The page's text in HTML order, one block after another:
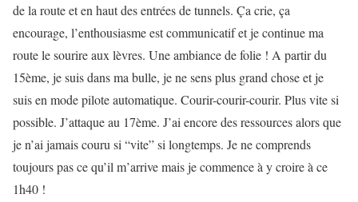
de la route et en haut des entrées de tunnels. Ça crie, ça
encourage, l’enthousiasme est communicatif et je continue ma
route le sourire aux lèvres. Une ambiance de folie ! A partir du
15ème, je suis dans ma bulle, je ne sens plus grand chose et je
suis en mode pilote automatique. Courir-courir-courir. Plus vite si
possible. J’attaque au 17ème. J’ai encore des ressources alors que
je n’ai jamais couru si “vite” si longtemps. Je ne comprends
toujours pas ce qu’il m’arrive mais je commence à y croire à ce
1h40 !